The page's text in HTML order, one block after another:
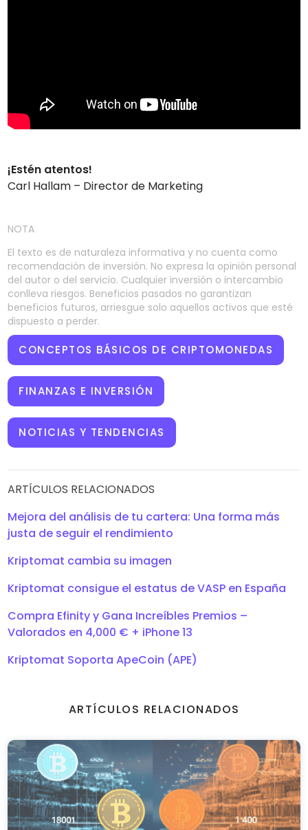
¡Estén atentos!
Carl Hallam – Director de Marketing
NOTA
El texto es de naturaleza informativa y no cuenta como
recomendación de inversión. No expresa la opinión personal
del autor o del servicio. Cualquier inversión o intercambio
conlleva riesgos. Beneficios pasados no garantizan
beneficios futuros, arriesgue solo aquellos activos que esté
dispuesto a perder.
CONCEPTOS BÁSICOS DE CRIPTOMONEDAS
FINANZAS E INVERSIÓN
NOTICIAS Y TENDENCIAS
ARTÍCULOS RELACIONADOS
Mejora del análisis de tu cartera: Una forma más
justa de seguir el rendimiento
Kriptomat cambia su imagen
Kriptomat consigue el estatus de VASP en España
Compra Efinity y Gana Increíbles Premios –
Valorados en 4,000 € + iPhone 13
Kriptomat Soporta ApeCoin (APE)
ARTÍCULOS RELACIONADOS